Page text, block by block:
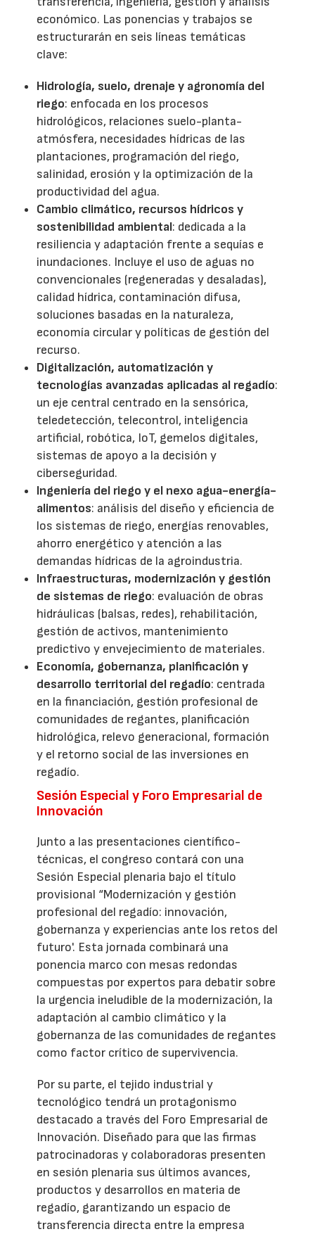
económico. Las ponencias y trabajos se
estructurarán en seis líneas temáticas
clave:
Hidrología, suelo, drenaje y agronomía del
riego: enfocada en los procesos
hidrológicos, relaciones suelo-planta-
atmósfera, necesidades hídricas de las
plantaciones, programación del riego,
salinidad, erosión y la optimización de la
productividad del agua.
Cambio climático, recursos hídricos y
sostenibilidad ambiental: dedicada a la
resiliencia y adaptación frente a sequías e
inundaciones. Incluye el uso de aguas no
convencionales (regeneradas y desaladas),
calidad hídrica, contaminación difusa,
soluciones basadas en la naturaleza,
economía circular y políticas de gestión del
recurso.
Digitalización, automatización y
tecnologías avanzadas aplicadas al regadío:
un eje central centrado en la sensórica,
teledetección, telecontrol, inteligencia
artificial, robótica, IoT, gemelos digitales,
sistemas de apoyo a la decisión y
ciberseguridad.
Ingeniería del riego y el nexo agua-energía-
alimentos: análisis del diseño y eficiencia de
los sistemas de riego, energías renovables,
ahorro energético y atención a las
demandas hídricas de la agroindustria.
Infraestructuras, modernización y gestión
de sistemas de riego: evaluación de obras
hidráulicas (balsas, redes), rehabilitación,
gestión de activos, mantenimiento
predictivo y envejecimiento de materiales.
Economía, gobernanza, planificación y
desarrollo territorial del regadío: centrada
en la financiación, gestión profesional de
comunidades de regantes, planificación
hidrológica, relevo generacional, formación
y el retorno social de las inversiones en
regadío.
Sesión Especial y Foro Empresarial de
Innovación
Junto a las presentaciones científico-
técnicas, el congreso contará con una
Sesión Especial plenaria bajo el título
provisional “Modernización y gestión
profesional del regadío: innovación,
gobernanza y experiencias ante los retos del
futuro'. Esta jornada combinará una
ponencia marco con mesas redondas
compuestas por expertos para debatir sobre
la urgencia ineludible de la modernización, la
adaptación al cambio climático y la
gobernanza de las comunidades de regantes
como factor crítico de supervivencia.
Por su parte, el tejido industrial y
tecnológico tendrá un protagonismo
destacado a través del Foro Empresarial de
Innovación. Diseñado para que las firmas
patrocinadoras y colaboradoras presenten
en sesión plenaria sus últimos avances,
productos y desarrollos en materia de
regadío, garantizando un espacio de
transferencia directa entre la empresa